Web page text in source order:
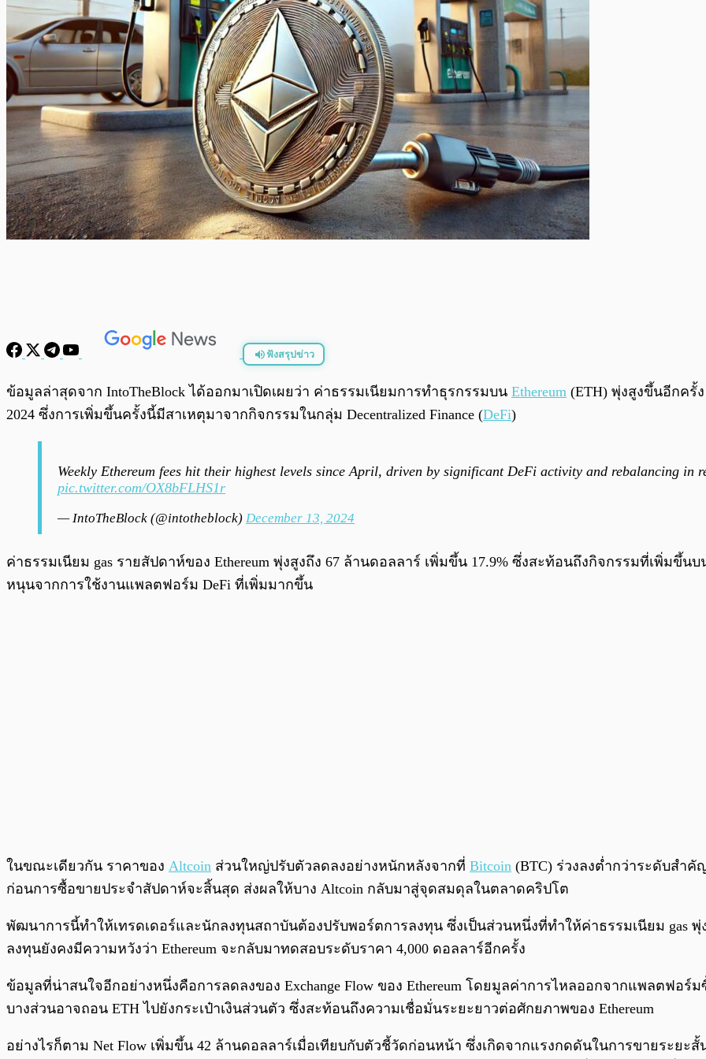
ฟังสรุปข่าว
พร้อมเล่น
ข้อมูลล่าสุดจาก IntoTheBlock ได้ออกมาเปิดเผยว่า ค่าธรรมเนียมการทำธุรกรรมบน Ethereum (ETH) พุ่งสูงขึ้นอีกครั้
2024 ซึ่งการเพิ่มขึ้นครั้งนี้มีสาเหตุมาจากกิจกรรมในกลุ่ม Decentralized Finance (DeFi)
Weekly Ethereum fees hit their highest levels since April, driven by significant DeFi activity and rebalancing in
pic.twitter.com/OX8bFLHS1r
— IntoTheBlock (@intotheblock) December 13, 2024
ค่าธรรมเนียม gas รายสัปดาห์ของ Ethereum พุ่งสูงถึง 67 ล้านดอลลาร์ เพิ่มขึ้น 17.9% ซึ่งสะท้อนถึงกิจกรรมที่เพิ่มขึ้น
หนุนจากการใช้งานแพลตฟอร์ม DeFi ที่เพิ่มมากขึ้น
ในขณะเดียวกัน ราคาของ Altcoin ส่วนใหญ่ปรับตัวลดลงอย่างหนักหลังจากที่ Bitcoin (BTC) ร่วงลงต่ำกว่าระดับสำ
ก่อนการซื้อขายประจำสัปดาห์จะสิ้นสุด ส่งผลให้บาง Altcoin กลับมาสู่จุดสมดุลในตลาดคริปโต
พัฒนาการนี้ทำให้เทรดเดอร์และนักลงทุนสถาบันต้องปรับพอร์ตการลงทุน ซึ่งเป็นส่วนหนึ่งที่ทำให้ค่าธรรมเนียม gas
ลงทุนยังคงมีความหวังว่า Ethereum จะกลับมาทดสอบระดับราคา 4,000 ดอลลาร์อีกครั้ง
ข้อมูลที่น่าสนใจอีกอย่างหนึ่งคือการลดลงของ Exchange Flow ของ Ethereum โดยมูลค่าการไหลออกจากแพลตฟอ
บางส่วนอาจถอน ETH ไปยังกระเป๋าเงินส่วนตัว ซึ่งสะท้อนถึงความเชื่อมั่นระยะยาวต่อศักยภาพของ Ethereum
อย่างไรก็ตาม Net Flow เพิ่มขึ้น 42 ล้านดอลลาร์เมื่อเทียบกับตัวชี้วัดก่อนหน้า ซึ่งเกิดจากแรงกดดันในการขายระย